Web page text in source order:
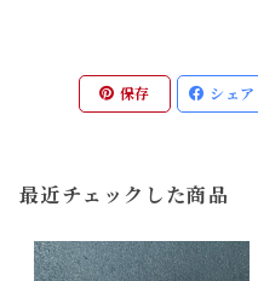
保存 シェア
最近チェックした商品